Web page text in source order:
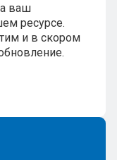
ваш
ресурсе.
и в скором